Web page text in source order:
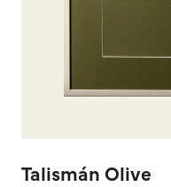
Talismán Olive